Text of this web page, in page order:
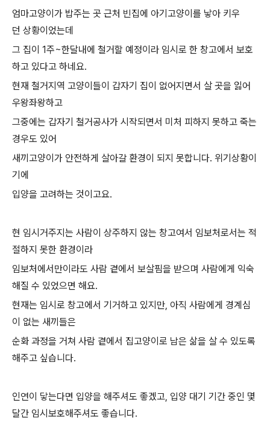
엄마고양이가 밥주는 곳 근처 빈집에 아기고양이를 낳아 키우
던 상황이었는데
그 집이 1주~한달내에 철거할 예정이라 임시로 한 창고에서 보호
하고 있다고 하네요.
현재 철거지역 고양이들이 갑자기 집이 없어지면서 살 곳을 잃어
우왕좌왕하고
그중에는 갑자기 철거공사가 시작되면서 미처 피하지 못하고 죽는
경우도 있어
새끼고양이가 안전하게 살아갈 환경이 되지 못합니다. 위기상황이
기에
입양을 고려하는 것이고요.
현 임시거주지는 사람이 상주하지 않는 창고여서 임보처로서는 적
절하지 못한 환경이라
임보처에서만이라도 사람 곁에서 보살핌을 받으며 사람에게 익숙
해질 수 있었으면 해요.
현재는 임시로 창고에서 기거하고 있지만, 아직 사람에게 경계심
이 없는 새끼들은
순화 과정을 거쳐 사람 곁에서 집고양이로 남은 삶을 살 수 있도록
해주고 싶습니다.
인연이 닿는다면 입양을 해주셔도 좋겠고, 입양 대기 기간 중인 몇
달간 임시보호해주셔도 좋습니다.